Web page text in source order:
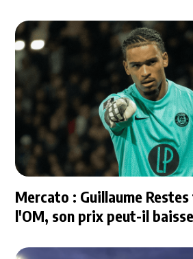
Mercato : Guillaume
l'OM, son prix peut-il